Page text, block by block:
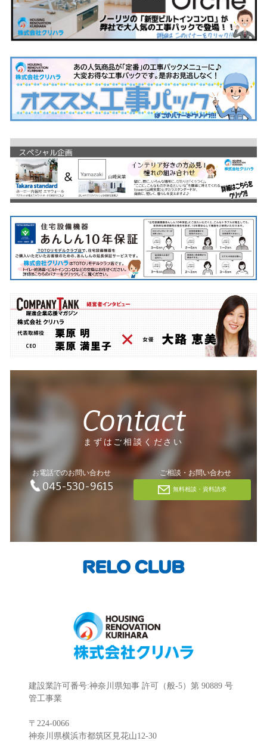
Contact
まずはご相談ください
お電話でのお問い合わせ
045-530-9615
ご相談・お問い合わせ
無料相談・資料請求
建設業許可番号:神奈川県知事 許可（般-5）第 90889 号
管工事業
〒224-0066
神奈川県横浜市都筑区見花山12-30